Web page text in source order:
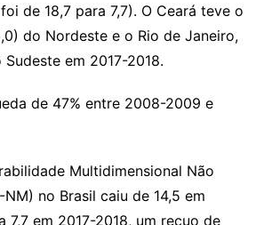
de 18,7 para 7,7). O Ceará teve o
do Nordeste e o Rio de Janeiro,
em 2017-2018.
de 47% entre 2008-2009 e
Multidimensional Não
no Brasil caiu de 14,5 em
7,7 em 2017-2018, um recuo de